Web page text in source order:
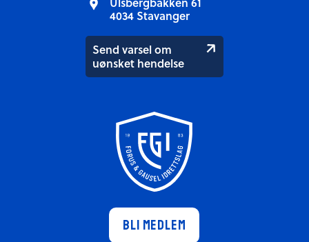
4034 Stavanger
Send varsel om
uønsket hendelse
Bli medlem